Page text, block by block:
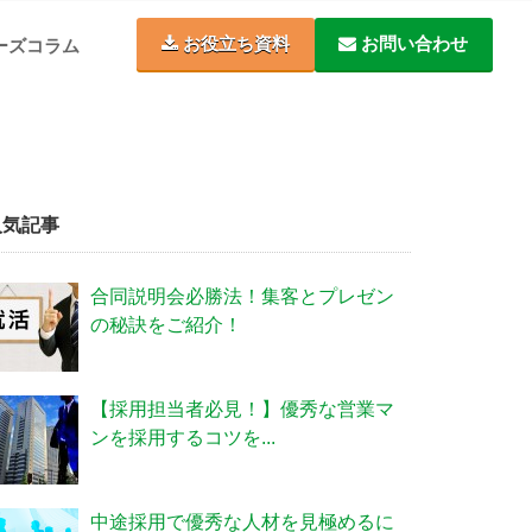
ズコラム お役立ち資料 お問い合わせ
記事
合同説明会必勝法！集客とプレゼン
の秘訣をご紹介！
【採用担当者必見！】優秀な営業マ
ンを採用するコツを...
中途採用で優秀な人材を見極めるに